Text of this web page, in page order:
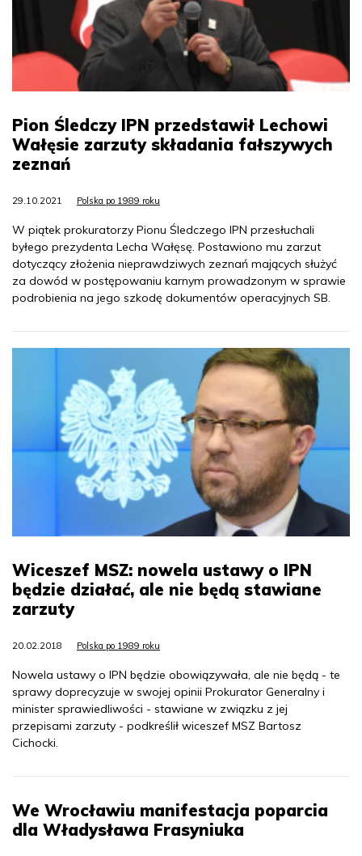
Pion Śledczy IPN przedstawił Lechowi
Wałęsie zarzuty składania fałszywych
zeznań
29.10.2021 Polska po 1989 roku
W piątek prokuratorzy Pionu Śledczego IPN przesłuchali
byłego prezydenta Lecha Wałęsę. Postawiono mu zarzut
dotyczący złożenia nieprawdziwych zeznań mających służyć
za dowód w postępowaniu karnym prowadzonym w sprawie
podrobienia na jego szkodę dokumentów operacyjnych SB.
Wiceszef MSZ: nowela ustawy o IPN
będzie działać, ale nie będą stawiane
zarzuty
20.02.2018 Polska po 1989 roku
Nowela ustawy o IPN będzie obowiązywała, ale nie będą - te
sprawy doprecyzuje w swojej opinii Prokurator Generalny i
minister sprawiedliwości - stawiane w związku z jej
przepisami zarzuty - podkreślił wiceszef MSZ Bartosz
Cichocki.
We Wrocławiu manifestacja poparcia
dla Władysława Frasyniuka